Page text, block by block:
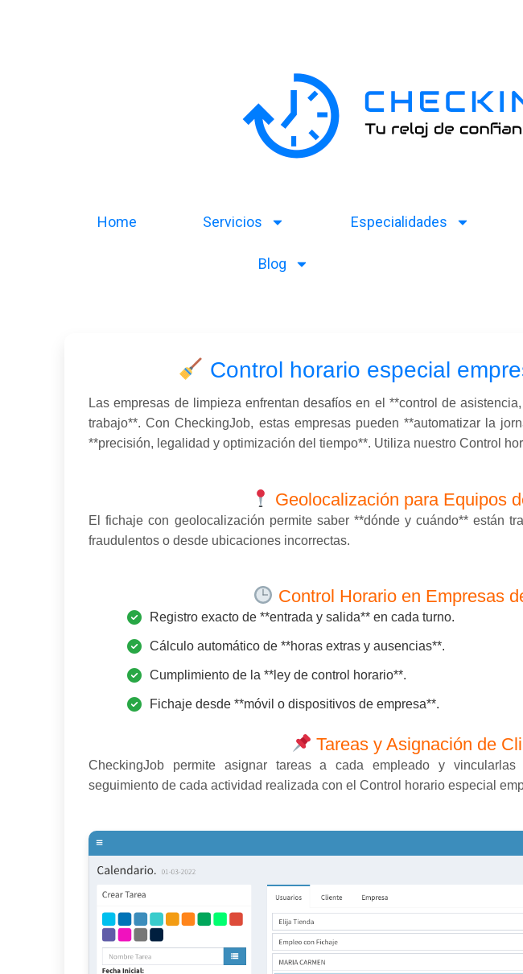
Home Servicios Especialidades
Blog
Control horario especial
Las empresas de limpieza enfrentan desafíos en el **control de
trabajo**. Con CheckingJob, estas empresas pueden **automatizar la
**precisión, legalidad y optimización del tiempo**. Utiliza nuestro Control
Geolocalización para Equipos
El fichaje con geolocalización permite saber **dónde y cuándo** están
fraudulentos o desde ubicaciones incorrectas.
Control Horario en Empresas
Registro exacto de **entrada y salida** en cada turno.
Cálculo automático de **horas extras y ausencias**.
Cumplimiento de la **ley de control horario**.
Fichaje desde **móvil o dispositivos de empresa**.
Tareas y Asignación de
CheckingJob permite asignar tareas a cada empleado y
seguimiento de cada actividad realizada con el Control horario especial